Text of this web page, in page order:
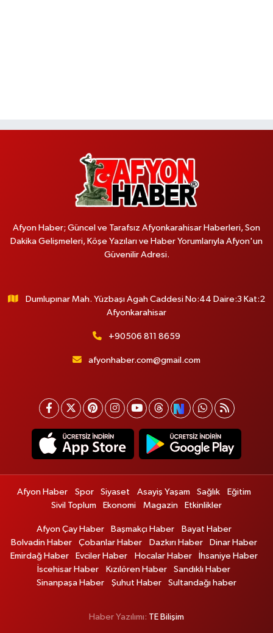
Afyon Haber; Güncel ve Tarafsız Afyonkarahisar Haberleri, Son
Dakika Gelişmeleri, Köşe Yazıları ve Haber Yorumlarıyla Afyon'un
Güvenilir Adresi.
Dumlupınar Mah. Yüzbaşı Agah Caddesi No:44 Daire:3 Kat:2
Afyonkarahisar
+90506 811 8659
afyonhaber.com@gmail.com
Afyon Haber Spor Siyaset Asayiş Yaşam Sağlık
Eğitim
Sivil Toplum
Ekonomi Magazin Etkinlikler
Afyon Çay Haber Başmakçı Haber
Bayat Haber
Bolvadin Haber
Çobanlar Haber Dazkırı Haber
Dinar Haber
Emirdağ Haber
Evciler Haber Hocalar Haber
İhsaniye Haber
İscehisar Haber
Kızılören Haber
Sandıklı Haber
Sinanpaşa Haber
Şuhut Haber Sultandağı haber
Haber Yazılımı: TE Bilişim